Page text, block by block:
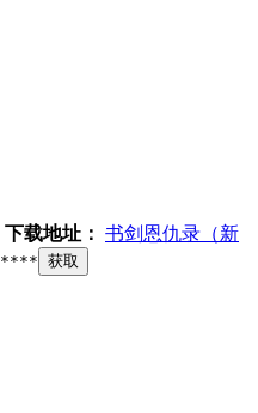
下载地址： 书剑恩仇录（新
**** 获取